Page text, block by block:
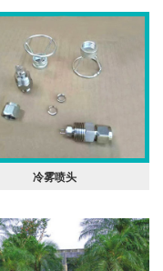
冷雾喷头